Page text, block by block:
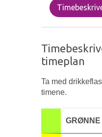
timeplan
Ta med
timene.
GRØNNE